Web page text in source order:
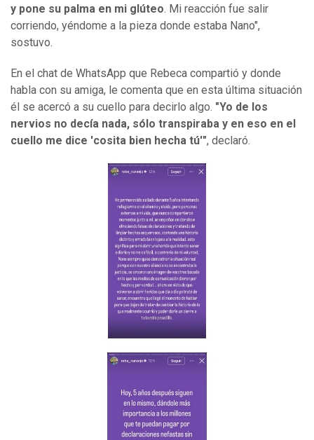
y pone su palma en mi glúteo. Mi reacción fue salir
corriendo, yéndome a la pieza donde estaba Nano",
sostuvo.
En el chat de WhatsApp que Rebeca compartió y donde
habla con su amiga, le comenta que en esta última situación
él se acercó a su cuello para decirlo algo. "Yo de los
nervios no decía nada, sólo transpiraba y en eso en el
cuello me dice 'cosita bien hecha tú'", declaró.